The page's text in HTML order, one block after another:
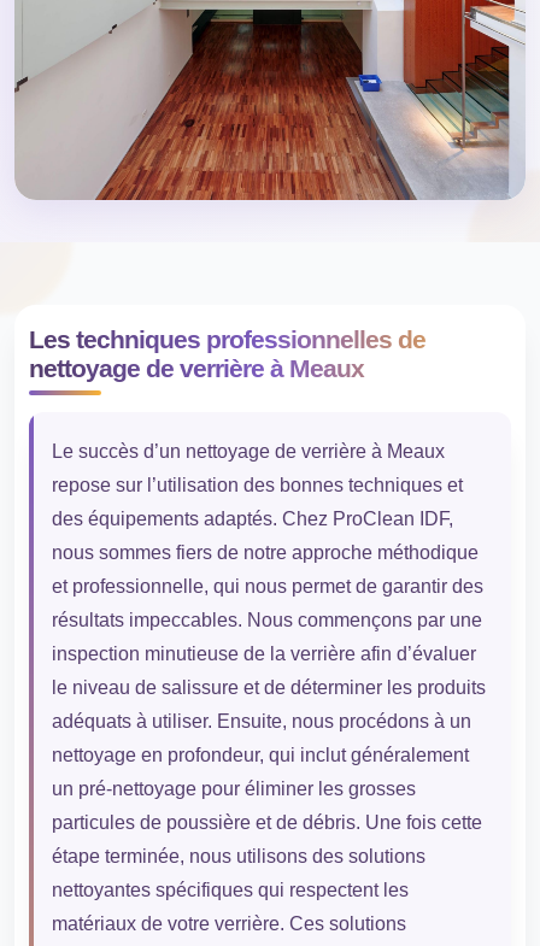
Les techniques professionnelles de
nettoyage de verrière à Meaux
Le succès d’un nettoyage de verrière à Meaux
repose sur l’utilisation des bonnes techniques et
des équipements adaptés. Chez ProClean IDF,
nous sommes fiers de notre approche méthodique
et professionnelle, qui nous permet de garantir des
résultats impeccables. Nous commençons par une
inspection minutieuse de la verrière afin d’évaluer
le niveau de salissure et de déterminer les produits
adéquats à utiliser. Ensuite, nous procédons à un
nettoyage en profondeur, qui inclut généralement
un pré-nettoyage pour éliminer les grosses
particules de poussière et de débris. Une fois cette
étape terminée, nous utilisons des solutions
nettoyantes spécifiques qui respectent les
matériaux de votre verrière. Ces solutions